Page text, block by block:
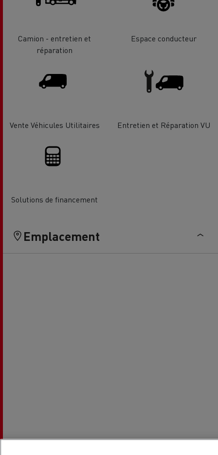
Camion - entretien et
réparation
Espace conducteur
Vente Véhicules Utilitaires Entretien et Réparation VU
Solutions de financement
Emplacement